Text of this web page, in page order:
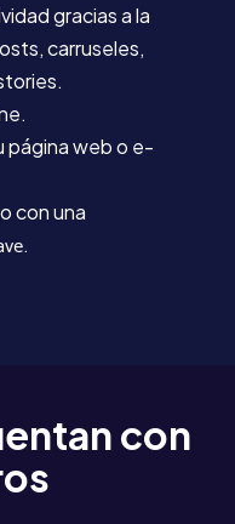
gracias a la
carruseles,
página web o e-
con una
.
con